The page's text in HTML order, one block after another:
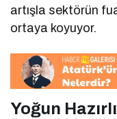
artışla sektörün
ortaya koyuyor.
Yoğun